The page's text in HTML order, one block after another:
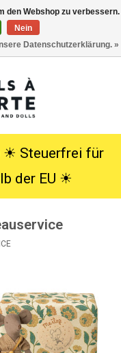
☀︎ Steuerfrei für
der EU ☀︎
den Webshop zu verbessern.
Nein
Datenschutzerklärung. »